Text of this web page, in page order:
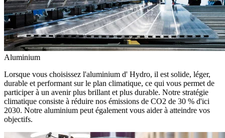
Aluminium
Lorsque vous choisissez l'aluminium d' Hydro, il est solide, léger,
durable et performant sur le plan climatique, ce qui vous permet de
participer à un avenir plus brillant et plus durable. Notre stratégie
climatique consiste à réduire nos émissions de CO2 de 30 % d'ici
2030. Notre aluminium peut également vous aider à atteindre vos
objectifs.